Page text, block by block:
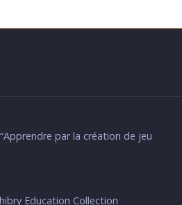
par la création de jeu
Education Collection